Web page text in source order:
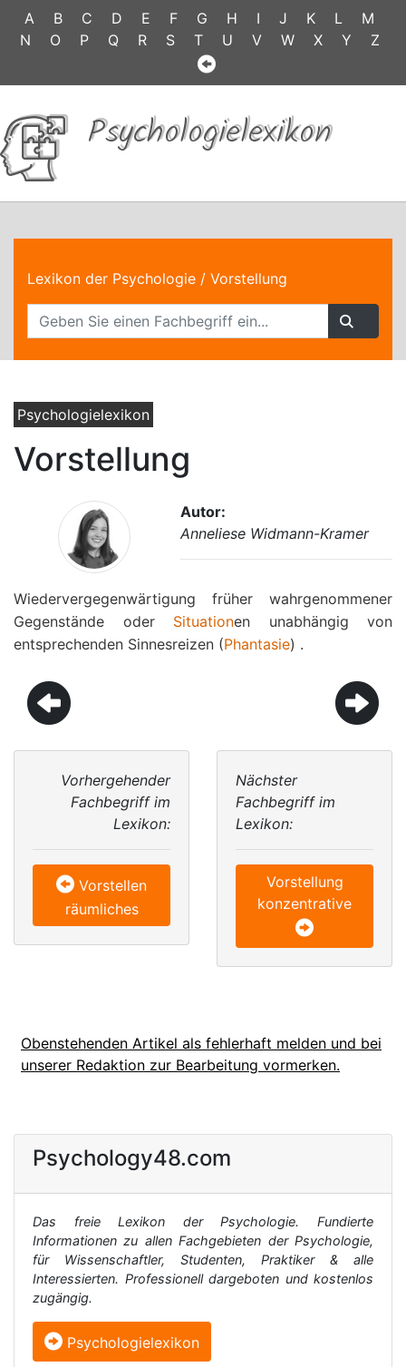
A B C D E F G H I J K L
M
N
O P Q R S T U V W X Y Z
Psychologielexikon
Lexikon der Psychologie / Vorstellung
Psychologielexikon
Vorstellung
Autor:
Anneliese Widmann-Kramer
Wiedervergegenwärtigung früher wahrgenommener
Gegenstände oder Situationen unabhängig von
entsprechenden Sinnesreizen (Phantasie) .
Vorhergehender
Fachbegriff im
Lexikon:
Vorstellen
räumliches
Nächster
Fachbegriff im
Lexikon:
Vorstellung
konzentrative
Obenstehenden Artikel als fehlerhaft melden und bei
unserer Redaktion zur Bearbeitung vormerken.
Psychology48.com
Das freie Lexikon der Psychologie. Fundierte
Informationen zu allen Fachgebieten der Psychologie,
für Wissenschaftler, Studenten, Praktiker & alle
Interessierten. Professionell dargeboten und kostenlos
zugängig.
Psychologielexikon